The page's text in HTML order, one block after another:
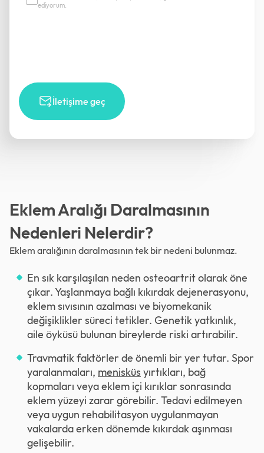
İletişime geç
ediyorum.
Eklem Aralığı Daralmasının
Nedenleri Nelerdir?
Eklem aralığının daralmasının tek bir nedeni bulunmaz.
En sık karşılaşılan neden osteoartrit olarak öne
çıkar. Yaşlanmaya bağlı kıkırdak dejenerasyonu,
eklem sıvısının azalması ve biyomekanik
değişiklikler süreci tetikler. Genetik yatkınlık,
aile öyküsü bulunan bireylerde riski artırabilir.
Travmatik faktörler de önemli bir yer tutar. Spor
yaralanmaları, menisküs yırtıkları, bağ
kopmaları veya eklem içi kırıklar sonrasında
eklem yüzeyi zarar görebilir. Tedavi edilmeyen
veya uygun rehabilitasyon uygulanmayan
vakalarda erken dönemde kıkırdak aşınması
gelişebilir.